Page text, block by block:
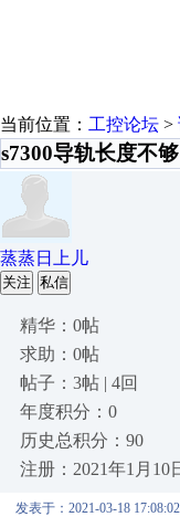
当前位置： 工控论坛 >
s7300导轨长度不
蒸蒸日上儿
关注 私信
精华：0帖
求助：0帖
帖子：3帖 | 4回
年度积分：0
历史总积分：90
注册：2021年1月10
发表于：2021-03-18 17:08:02